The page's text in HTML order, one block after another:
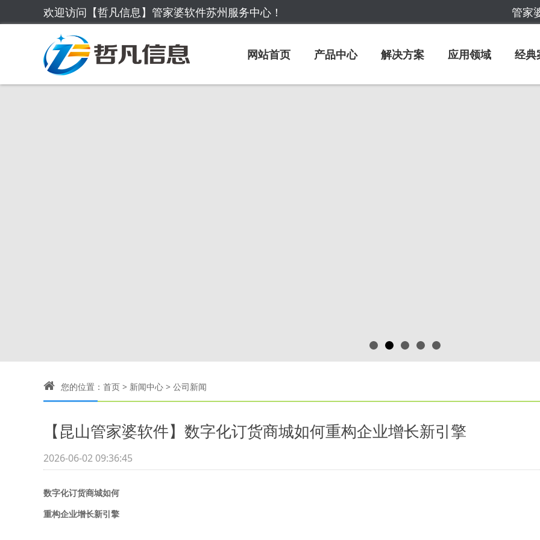
欢迎访问【哲凡信息】管家婆软件苏州服务中心！ 管家
网站首页 产品中心 解决方案 应用领域 经典
您的位置： 首页 > 新闻中心 > 公司新闻
【昆山管家婆软件】数字化订货商城如何重构企业增长新引擎
2026-06-02 09:36:45
数字化订货商城如何
重构企业增长新引擎